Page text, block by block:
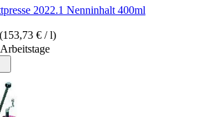
2022.1 Nenninhalt 400ml
€ / l)